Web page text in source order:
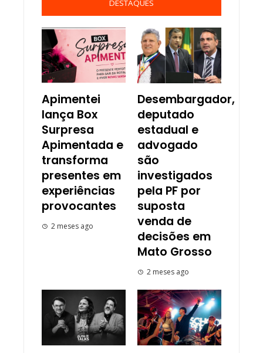
DESTAQUES
Apimentei
lança Box
Surpresa
Apimentada e
transforma
presentes em
experiências
provocantes
2 meses ago
Desembargador,
deputado
estadual e
advogado
são
investigados
pela PF por
suposta
venda de
decisões em
Mato Grosso
2 meses ago